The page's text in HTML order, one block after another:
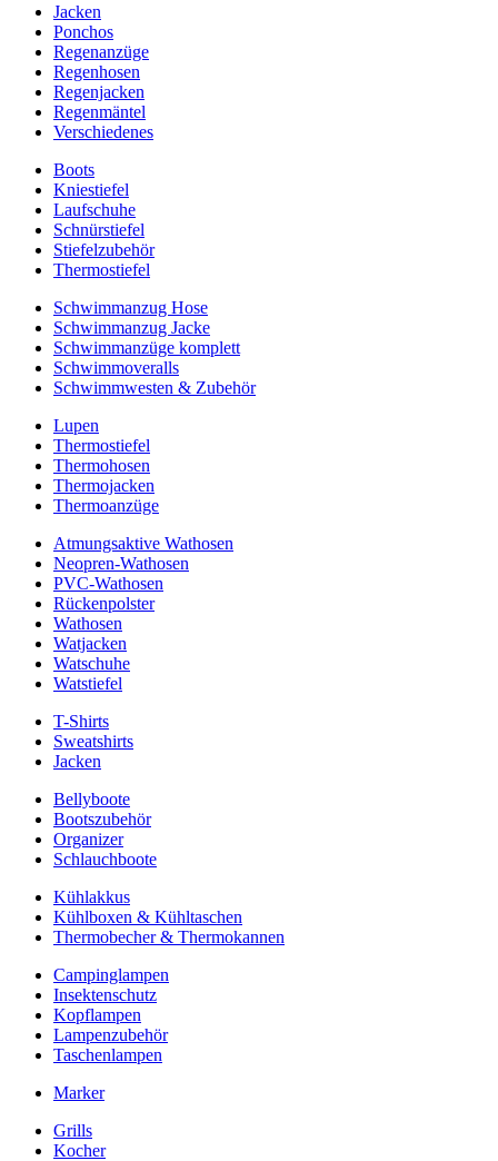
Jacken
Ponchos
Regenanzüge
Regenhosen
Regenjacken
Regenmäntel
Verschiedenes
Boots
Kniestiefel
Laufschuhe
Schnürstiefel
Stiefelzubehör
Thermostiefel
Schwimmanzug Hose
Schwimmanzug Jacke
Schwimmanzüge komplett
Schwimmoveralls
Schwimmwesten & Zubehör
Lupen
Thermostiefel
Thermohosen
Thermojacken
Thermoanzüge
Atmungsaktive Wathosen
Neopren-Wathosen
PVC-Wathosen
Rückenpolster
Wathosen
Watjacken
Watschuhe
Watstiefel
T-Shirts
Sweatshirts
Jacken
Bellyboote
Bootszubehör
Organizer
Schlauchboote
Kühlakkus
Kühlboxen & Kühltaschen
Thermobecher & Thermokannen
Campinglampen
Insektenschutz
Kopflampen
Lampenzubehör
Taschenlampen
Marker
Grills
Kocher